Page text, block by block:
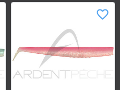
favorite_border